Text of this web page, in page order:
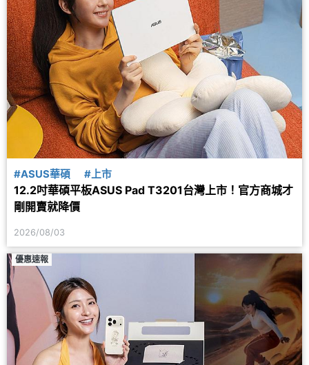
#ASUS華碩 #上市
12.2吋華碩平板ASUS Pad T3201台灣上市！官方商城才
剛開賣就降價
2026/08/03
優惠速報